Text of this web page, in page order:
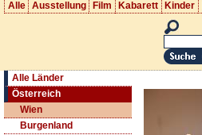
Alle Ausstellung Film Kabarett Kinder
Alle Länder
Österreich
Wien
Burgenland